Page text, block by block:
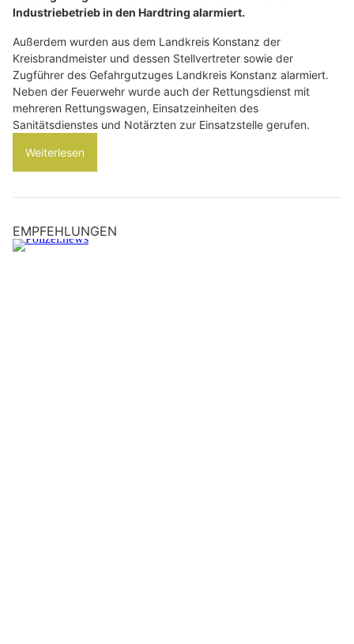
Industriebetrieb in den Hardtring alarmiert.
Außerdem wurden aus dem Landkreis Konstanz der
Kreisbrandmeister und dessen Stellvertreter sowie der
Zugführer des Gefahrgutzuges Landkreis Konstanz alarmiert.
Neben der Feuerwehr wurde auch der Rettungsdienst mit
mehreren Rettungswagen, Einsatzeinheiten des
Sanitätsdienstes und Notärzten zur Einsatzstelle gerufen.
Weiterlesen
EMPFEHLUNGEN